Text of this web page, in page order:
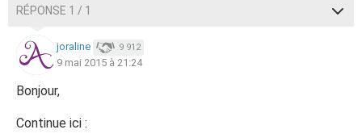
RÉPONSE 1 / 1
joraline 9 912
9 mai 2015 à 21:24
Bonjour,
Continue ici :